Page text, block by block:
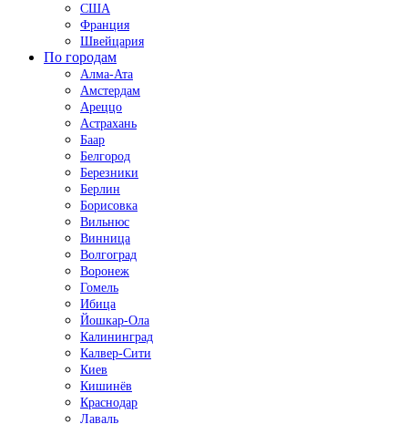
США
Франция
Швейцария
По городам
Алма-Ата
Амстердам
Ареццо
Астрахань
Баар
Белгород
Березники
Берлин
Борисовка
Вильнюс
Винница
Волгоград
Воронеж
Гомель
Ибица
Йошкар-Ола
Калининград
Калвер-Сити
Киев
Кишинёв
Краснодар
Лаваль